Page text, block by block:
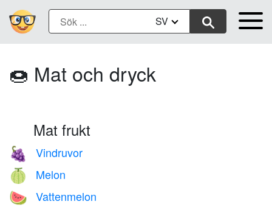
SV
🍩 Mat och dryck
Mat frukt
🍇 Vindruvor
🍈 Melon
🍉 Vattenmelon